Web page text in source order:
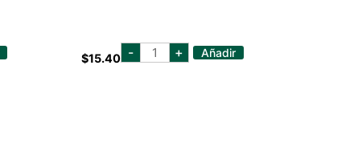
$15.40 - salentein
reserve
+ Añadir